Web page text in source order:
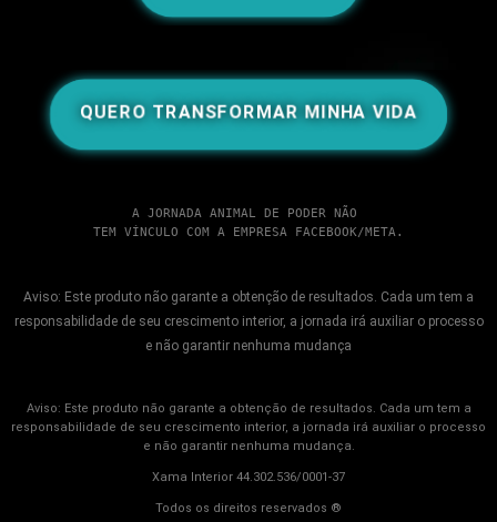
QUERO TRANSFORMAR MINHA VIDA
A JORNADA ANIMAL DE PODER NÃO
TEM VÍNCULO COM A EMPRESA FACEBOOK/META.
Aviso: Este produto não garante a obtenção de resultados. Cada um tem a
responsabilidade de seu crescimento interior, a jornada irá auxiliar o processo
e não garantir nenhuma mudança
Aviso: Este produto não garante a obtenção de resultados. Cada um tem a
responsabilidade de seu crescimento interior, a jornada irá auxiliar o processo
e não garantir nenhuma mudança.
Xama Interior 44.302.536/0001-37
Todos os direitos reservados ®